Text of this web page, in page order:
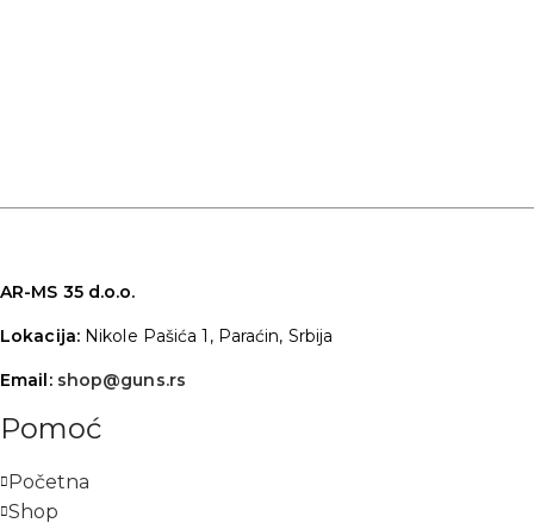
AR-MS 35 d.o.o.
Lokacija:Nikole Pašića 1, Paraćin, Srbija
Email: shop@guns.rs
Pomoć
Početna
Shop